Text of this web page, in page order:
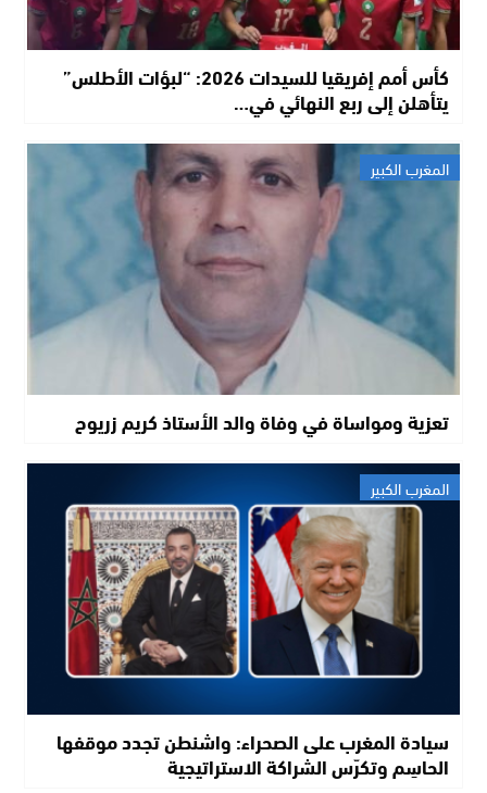
كأس أمم إفريقيا للسيدات 2026: “لبؤات الأطلس”
يتأهلن إلى ربع النهائي في…
المغرب الكبير
تعزية ومواساة في وفاة والد الأستاذ كريم زريوح
المغرب الكبير
سيادة المغرب على الصحراء: واشنطن تجدد موقفها
الحاسِم وتكرّس الشراكة الاستراتيجية